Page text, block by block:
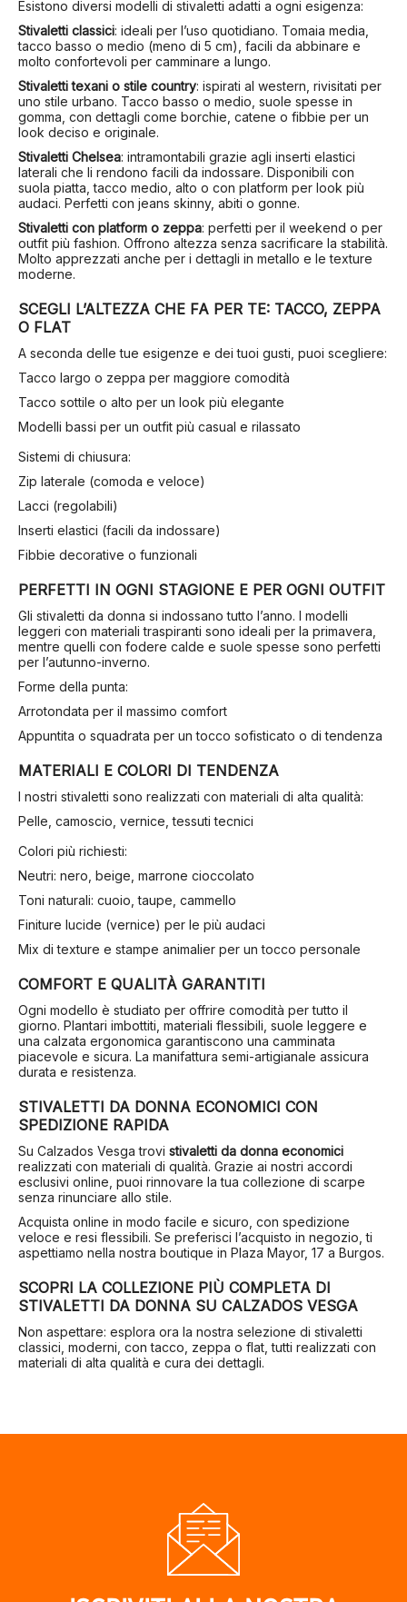
Esistono diversi modelli di stivaletti adatti a ogni esigenza:
Stivaletti classici: ideali per l’uso quotidiano. Tomaia media,
tacco basso o medio (meno di 5 cm), facili da abbinare e
molto confortevoli per camminare a lungo.
Stivaletti texani o stile country: ispirati al western, rivisitati per
uno stile urbano. Tacco basso o medio, suole spesse in
gomma, con dettagli come borchie, catene o fibbie per un
look deciso e originale.
Stivaletti Chelsea: intramontabili grazie agli inserti elastici
laterali che li rendono facili da indossare. Disponibili con
suola piatta, tacco medio, alto o con platform per look più
audaci. Perfetti con jeans skinny, abiti o gonne.
Stivaletti con platform o zeppa: perfetti per il weekend o per
outfit più fashion. Offrono altezza senza sacrificare la stabilità.
Molto apprezzati anche per i dettagli in metallo e le texture
moderne.
SCEGLI L’ALTEZZA CHE FA PER TE: TACCO, ZEPPA
O FLAT
A seconda delle tue esigenze e dei tuoi gusti, puoi scegliere:
Tacco largo o zeppa per maggiore comodità
Tacco sottile o alto per un look più elegante
Modelli bassi per un outfit più casual e rilassato
Sistemi di chiusura:
Zip laterale (comoda e veloce)
Lacci (regolabili)
Inserti elastici (facili da indossare)
Fibbie decorative o funzionali
PERFETTI IN OGNI STAGIONE E PER OGNI OUTFIT
Gli stivaletti da donna si indossano tutto l’anno. I modelli
leggeri con materiali traspiranti sono ideali per la primavera,
mentre quelli con fodere calde e suole spesse sono perfetti
per l’autunno-inverno.
Forme della punta:
Arrotondata per il massimo comfort
Appuntita o squadrata per un tocco sofisticato o di tendenza
MATERIALI E COLORI DI TENDENZA
I nostri stivaletti sono realizzati con materiali di alta qualità:
Pelle, camoscio, vernice, tessuti tecnici
Colori più richiesti:
Neutri: nero, beige, marrone cioccolato
Toni naturali: cuoio, taupe, cammello
Finiture lucide (vernice) per le più audaci
Mix di texture e stampe animalier per un tocco personale
COMFORT E QUALITÀ GARANTITI
Ogni modello è studiato per offrire comodità per tutto il
giorno. Plantari imbottiti, materiali flessibili, suole leggere e
una calzata ergonomica garantiscono una camminata
piacevole e sicura. La manifattura semi-artigianale assicura
durata e resistenza.
STIVALETTI DA DONNA ECONOMICI CON
SPEDIZIONE RAPIDA
Su Calzados Vesga trovi stivaletti da donna economici
realizzati con materiali di qualità. Grazie ai nostri accordi
esclusivi online, puoi rinnovare la tua collezione di scarpe
senza rinunciare allo stile.
Acquista online in modo facile e sicuro, con spedizione
veloce e resi flessibili. Se preferisci l’acquisto in negozio, ti
aspettiamo nella nostra boutique in Plaza Mayor, 17 a Burgos.
SCOPRI LA COLLEZIONE PIÙ COMPLETA DI
STIVALETTI DA DONNA SU CALZADOS VESGA
Non aspettare: esplora ora la nostra selezione di stivaletti
classici, moderni, con tacco, zeppa o flat, tutti realizzati con
materiali di alta qualità e cura dei dettagli.